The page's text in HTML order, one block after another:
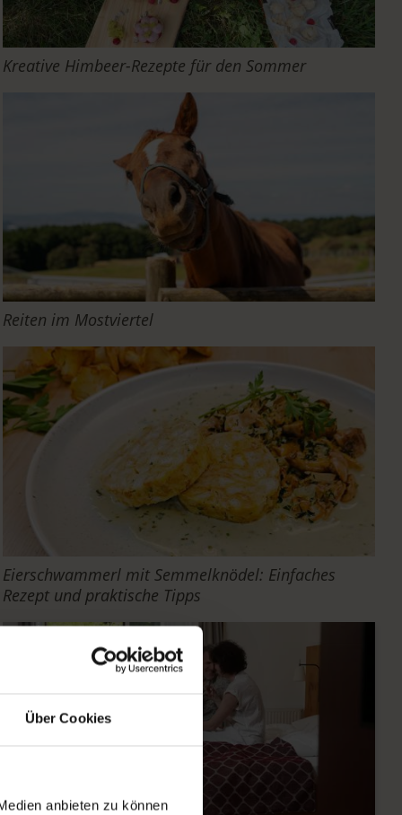
Über Cookies
anbieten zu können
Kreative Himbeer-Rezepte für den Sommer
Reiten im Mostviertel
Eierschwammerl mit Semmelknödel: Einfaches
Rezept und praktische Tipps